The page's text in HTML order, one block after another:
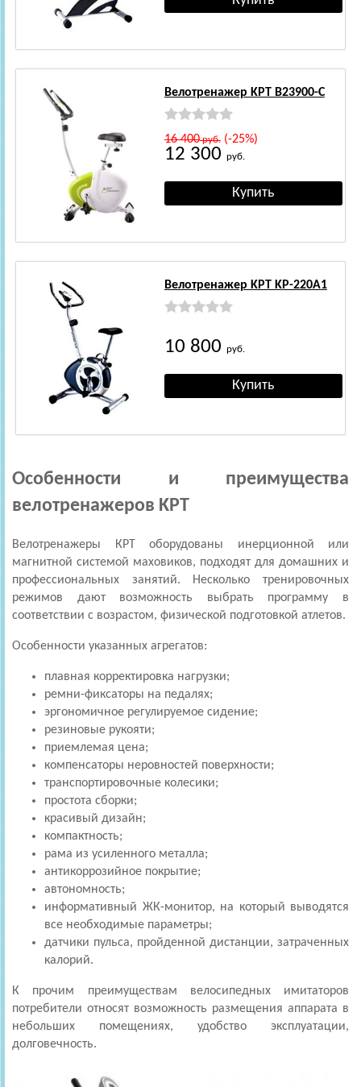
Велотренажер KPT B23900-C
16 400руб.(-25%)
12 300 руб.
Велотренажер KPT KP-220A1
10 800 руб.
Особенности и преимущества
велотренажеров KPT
Велотренажеры КРТ оборудованы инерционной или
магнитной системой маховиков, подходят для домашних и
профессиональных занятий. Несколько тренировочных
режимов дают возможность выбрать программу в
соответствии с возрастом, физической подготовкой атлетов.
Особенности указанных агрегатов:
плавная корректировка нагрузки;
ремни-фиксаторы на педалях;
эргономичное регулируемое сидение;
резиновые рукояти;
приемлемая цена;
компенсаторы неровностей поверхности;
транспортировочные колесики;
простота сборки;
красивый дизайн;
компактность;
рама из усиленного металла;
антикоррозийное покрытие;
автономность;
информативный ЖК-монитор, на который выводятся
все необходимые параметры;
датчики пульса, пройденной дистанции, затраченных
калорий.
К прочим преимуществам велосипедных имитаторов
потребители относят возможность размещения аппарата в
небольших помещениях, удобство эксплуатации,
долговечность.